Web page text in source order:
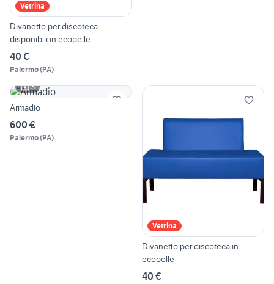
Vetrina
Divanetto per discoteca
disponibili in ecopelle
40 €
Palermo(PA)
3
Armadio
600 €
Palermo(PA)
Vetrina
Divanetto per discoteca in
ecopelle
40 €